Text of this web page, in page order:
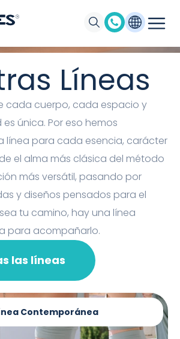
Pilates, Pilates suelo y
Bonpilates
Líneas
cada cuerpo, cada espacio y
única. Por eso hemos
línea para cada esencia, carácter
el alma más clásica del método
más versátil, pasando por
y diseños pensados para el
tu camino, hay una línea
para acompañarlo.
las líneas
Contemporánea